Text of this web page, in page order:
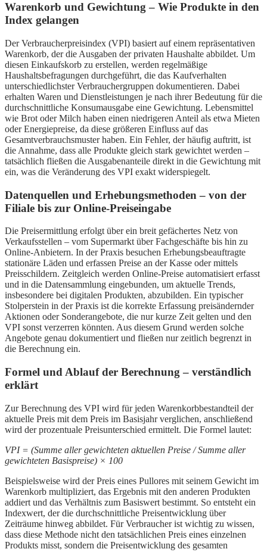
Warenkorb und Gewichtung – Wie Produkte in den
Index gelangen
Der Verbraucherpreisindex (VPI) basiert auf einem repräsentativen
Warenkorb, der die Ausgaben der privaten Haushalte abbildet. Um
diesen Einkaufskorb zu erstellen, werden regelmäßige
Haushaltsbefragungen durchgeführt, die das Kaufverhalten
unterschiedlichster Verbrauchergruppen dokumentieren. Dabei
erhalten Waren und Dienstleistungen je nach ihrer Bedeutung für die
durchschnittliche Konsumausgabe eine Gewichtung. Lebensmittel
wie Brot oder Milch haben einen niedrigeren Anteil als etwa Mieten
oder Energiepreise, da diese größeren Einfluss auf das
Gesamtverbrauchsmuster haben. Ein Fehler, der häufig auftritt, ist
die Annahme, dass alle Produkte gleich stark gewichtet werden –
tatsächlich fließen die Ausgabenanteile direkt in die Gewichtung mit
ein, was die Veränderung des VPI exakt widerspiegelt.
Datenquellen und Erhebungsmethoden – von der
Filiale bis zur Online-Preiseingabe
Die Preisermittlung erfolgt über ein breit gefächertes Netz von
Verkaufsstellen – vom Supermarkt über Fachgeschäfte bis hin zu
Online-Anbietern. In der Praxis besuchen Erhebungsbeauftragte
stationäre Läden und erfassen Preise an der Kasse oder mittels
Preisschildern. Zeitgleich werden Online-Preise automatisiert erfasst
und in die Datensammlung eingebunden, um aktuelle Trends,
insbesondere bei digitalen Produkten, abzubilden. Ein typischer
Stolperstein in der Praxis ist die korrekte Erfassung preisändernder
Aktionen oder Sonderangebote, die nur kurze Zeit gelten und den
VPI sonst verzerren könnten. Aus diesem Grund werden solche
Angebote genau dokumentiert und fließen nur zeitlich begrenzt in
die Berechnung ein.
Formel und Ablauf der Berechnung – verständlich
erklärt
Zur Berechnung des VPI wird für jeden Warenkorbbestandteil der
aktuelle Preis mit dem Preis im Basisjahr verglichen, anschließend
wird der prozentuale Preisunterschied ermittelt. Die Formel lautet:
VPI = (Summe aller gewichteten aktuellen Preise / Summe aller
gewichteten Basispreise) × 100
Beispielsweise wird der Preis eines Pullores mit seinem Gewicht im
Warenkorb multipliziert, das Ergebnis mit den anderen Produkten
addiert und das Verhältnis zum Basiswert bestimmt. So entsteht ein
Indexwert, der die durchschnittliche Preisentwicklung über
Zeiträume hinweg abbildet. Für Verbraucher ist wichtig zu wissen,
dass diese Methode nicht den tatsächlichen Preis eines einzelnen
Produkts misst, sondern die Preisentwicklung des gesamten